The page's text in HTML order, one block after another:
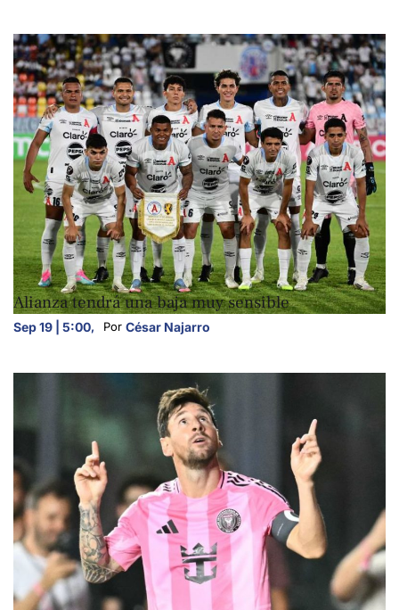
DEPORTES
Alianza tendrá una baja muy sensible
Sep 19 | 5:00, Por César Najarro